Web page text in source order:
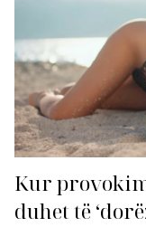
Kur
duhet të